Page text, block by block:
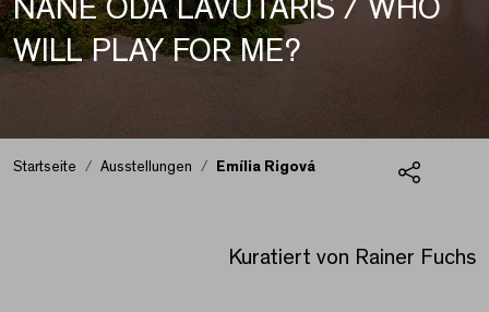
NANE ODA LAVUTARIS / WHO
WILL PLAY FOR ME?
Startseite Ausstellungen Emília Rigová
Emília RigováKuratiert von Rainer Fuchs